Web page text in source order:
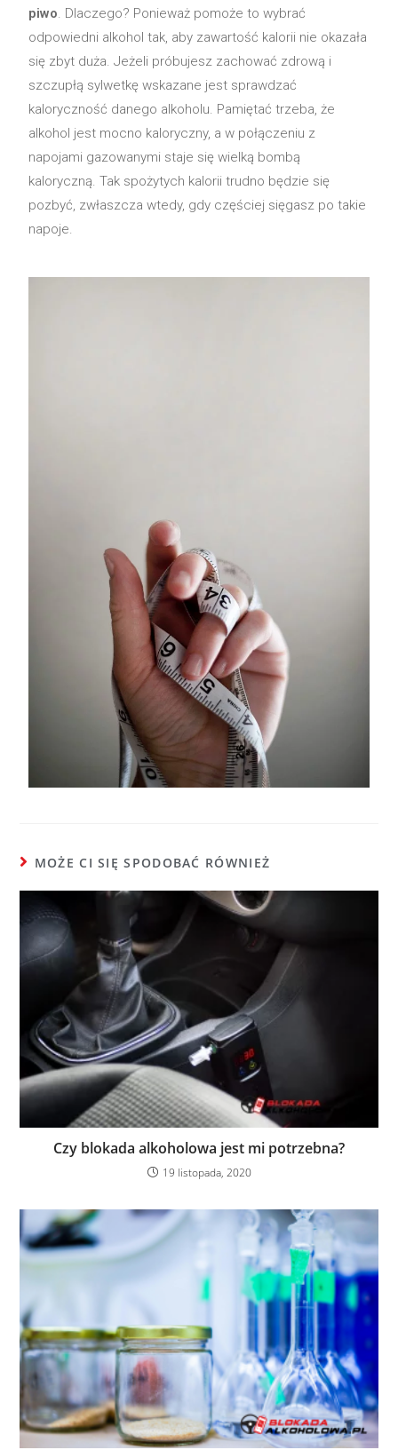
piwo. Dlaczego? Ponieważ pomoże to wybrać
odpowiedni alkohol tak, aby zawartość kalorii nie okazała
się zbyt duża. Jeżeli próbujesz zachować zdrową i
szczupłą sylwetkę wskazane jest sprawdzać
kaloryczność danego alkoholu. Pamiętać trzeba, że
alkohol jest mocno kaloryczny, a w połączeniu z
napojami gazowanymi staje się wielką bombą
kaloryczną. Tak spożytych kalorii trudno będzie się
pozbyć, zwłaszcza wtedy, gdy częściej sięgasz po takie
napoje.
MOŻE CI SIĘ SPODOBAĆ RÓWNIEŻ
Czy blokada alkoholowa jest mi potrzebna?
19 listopada, 2020